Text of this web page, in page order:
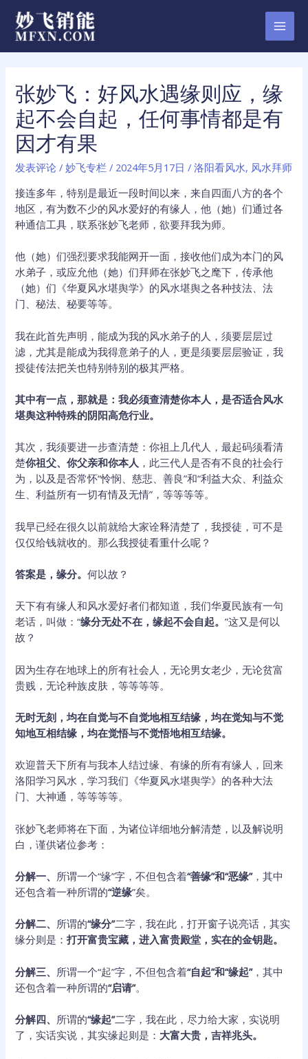
容
张妙飞：好风水遇缘则应，缘
起不会自起，任何事情都是有
因才有果
发表评论 /妙飞专栏 / 2024年5月17日 /洛阳看风水, 风水拜师
接连多年，特别是最近一段时间以来，来自四面八方的各个
地区，有为数不少的风水爱好的有缘人，他（她）们通过各
种通信工具，联系张妙飞老师，欲要拜我为师。
他（她）们强烈要求我能网开一面，接收他们成为本门的风
水弟子，或应允他（她）们拜师在张妙飞之麾下，传承他
（她）们《华夏风水堪舆学》的风水堪舆之各种技法、法
门、秘法、秘要等等。
我在此首先声明，能成为我的风水弟子的人，须要层层过
滤，尤其是能成为我得意弟子的人，更是须要层层验证，我
授徒传法把关也特别特别的极其严格。
其中有一点，那就是：我必须查清楚你本人，是否适合风水
堪舆这种特殊的阴阳高危行业。
其次，我须要进一步查清楚：你祖上几代人，最起码须看清
楚你祖父、你父亲和你本人 ，此三代人是否有不良的社会行
为，以及是否常怀“怜悯、慈悲、善良”和“利益大众、利益众
生、利益所有一切有情及无情”，等等等等。
我早已经在很久以前就给大家诠释清楚了，我授徒，可不是
仅仅给钱就收的。那么我授徒看重什么呢？
答案是，缘分。何以故？
天下有有缘人和风水爱好者们都知道，我们华夏民族有一句
老话，叫做：“缘分无处不在，缘起不会自起。”这又是何以
故？
因为生存在地球上的所有社会人，无论男女老少，无论贫富
贵贱，无论种族皮肤，等等等等。
无时无刻，均在自觉与不自觉地相互结缘，均在觉知与不觉
知地互相结缘，均在觉悟与不觉悟地相互结缘。
欢迎普天下所有与我本人结过缘、有缘的所有有缘人，回来
洛阳学习风水，学习我们《华夏风水堪舆学》的各种大法
门、大神通，等等等等。
张妙飞老师将在下面，为诸位详细地分解清楚，以及解说明
白，谨供诸位参考：
分解一、 所谓一个“缘”字，不但包含着“善缘”和“恶缘”，其中
还包含着一种所谓的“逆缘”矣。
分解二、 所谓的“缘分”二字，我在此，打开窗子说亮话，其实
缘分则是：打开富贵宝藏，进入富贵殿堂，实在的金钥匙。
分解三、 所谓一个“起”字，不但包含着“自起”和“缘起”，其中
还包含着一种所谓的“启请”。
分解四、 所谓的“缘起”二字，我在此，尽力给大家，实说明
了，实话实说，其实缘起则是： 大富大贵，吉祥兆头。